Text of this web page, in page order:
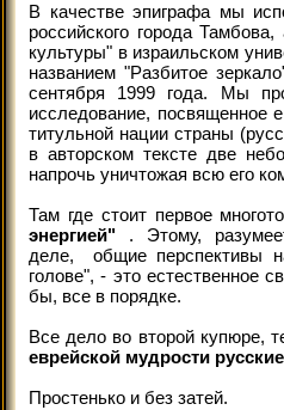
В качестве эпиграфа мы
российского города
культуры" в израильском
названием "Разбитое
сентября 1999 года. Мы
исследование, посвященное
титульной нации страны
в авторском тексте две
напрочь уничтожая всю его
Там где стоит первое
энергией" . Этому,
деле, общие перспективы
голове", - это естественное
бы, все в порядке.
Все дело во второй купюре,
еврейской мудрости
Простенько и без затей.